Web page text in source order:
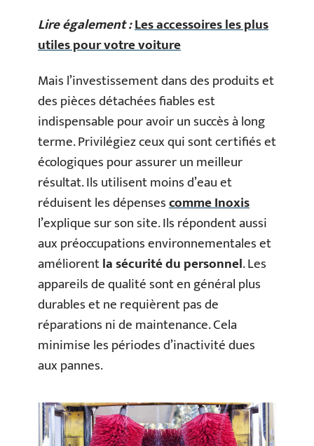
Lire également :Les accessoires les plus
utiles pour votre voiture
Mais l’investissement dans des produits et
des pièces détachées fiables est
indispensable pour avoir un succès à long
terme. Privilégiez ceux qui sont certifiés et
écologiques pour assurer un meilleur
résultat. Ils utilisent moins d’eau et
réduisent les dépensescomme Inoxis
l’explique sur son site. Ils répondent aussi
aux préoccupations environnementales et
améliorentla sécurité du personnel. Les
appareils de qualité sont en général plus
durables et ne requièrent pas de
réparations ni de maintenance. Cela
minimise les périodes d’inactivité dues
aux pannes.